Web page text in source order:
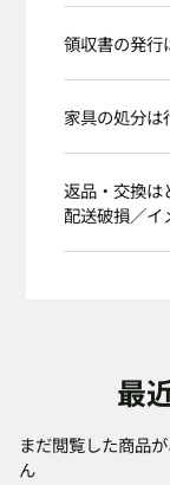
領収書の発行
家具の処分は
返品・交換は
配送破損／イ
最
まだ閲覧した商品
ん